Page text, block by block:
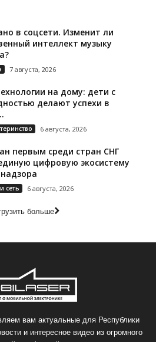
в соцсети. Изменит ли
интеллект музыку
7 августа, 2026
на дому: дети с
делают успехи в
6 августа, 2026
первым среди стран СНГ
цифровую экосистему
сеть 6 августа, 2026
больше
вам актуальные для Республики
и интересное видео из огромного